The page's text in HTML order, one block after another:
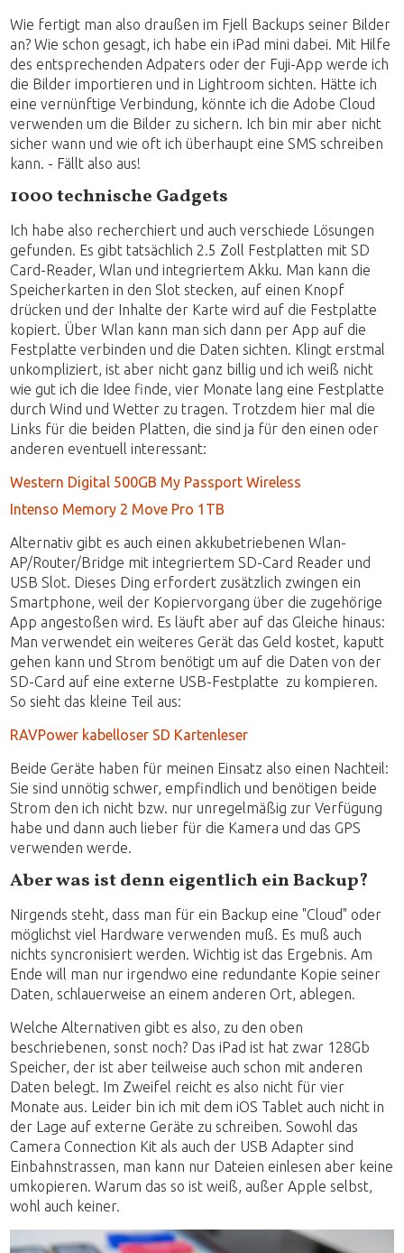
Wie fertigt man also draußen im Fjell Backups seiner Bilder
an? Wie schon gesagt, ich habe ein iPad mini dabei. Mit Hilfe
des entsprechenden Adpaters oder der Fuji-App werde ich
die Bilder importieren und in Lightroom sichten. Hätte ich
eine vernünftige Verbindung, könnte ich die Adobe Cloud
verwenden um die Bilder zu sichern. Ich bin mir aber nicht
sicher wann und wie oft ich überhaupt eine SMS schreiben
kann. - Fällt also aus!
1000 technische Gadgets
Ich habe also recherchiert und auch verschiede Lösungen
gefunden. Es gibt tatsächlich 2.5 Zoll Festplatten mit SD
Card-Reader, Wlan und integriertem Akku. Man kann die
Speicherkarten in den Slot stecken, auf einen Knopf
drücken und der Inhalte der Karte wird auf die Festplatte
kopiert. Über Wlan kann man sich dann per App auf die
Festplatte verbinden und die Daten sichten. Klingt erstmal
unkompliziert, ist aber nicht ganz billig und ich weiß nicht
wie gut ich die Idee finde, vier Monate lang eine Festplatte
durch Wind und Wetter zu tragen. Trotzdem hier mal die
Links für die beiden Platten, die sind ja für den einen oder
anderen eventuell interessant:
Western Digital 500GB My Passport Wireless
Intenso Memory 2 Move Pro 1TB
Alternativ gibt es auch einen akkubetriebenen Wlan-
AP/Router/Bridge mit integriertem SD-Card Reader und
USB Slot. Dieses Ding erfordert zusätzlich zwingen ein
Smartphone, weil der Kopiervorgang über die zugehörige
App angestoßen wird. Es läuft aber auf das Gleiche hinaus:
Man verwendet ein weiteres Gerät das Geld kostet, kaputt
gehen kann und Strom benötigt um auf die Daten von der
SD-Card auf eine externe USB-Festplatte zu kompieren.
So sieht das kleine Teil aus:
RAVPower kabelloser SD Kartenleser
Beide Geräte haben für meinen Einsatz also einen Nachteil:
Sie sind unnötig schwer, empfindlich und benötigen beide
Strom den ich nicht bzw. nur unregelmäßig zur Verfügung
habe und dann auch lieber für die Kamera und das GPS
verwenden werde.
Aber was ist denn eigentlich ein Backup?
Nirgends steht, dass man für ein Backup eine "Cloud" oder
möglichst viel Hardware verwenden muß. Es muß auch
nichts syncronisiert werden. Wichtig ist das Ergebnis. Am
Ende will man nur irgendwo eine redundante Kopie seiner
Daten, schlauerweise an einem anderen Ort, ablegen.
Welche Alternativen gibt es also, zu den oben
beschriebenen, sonst noch? Das iPad ist hat zwar 128Gb
Speicher, der ist aber teilweise auch schon mit anderen
Daten belegt. Im Zweifel reicht es also nicht für vier
Monate aus. Leider bin ich mit dem iOS Tablet auch nicht in
der Lage auf externe Geräte zu schreiben. Sowohl das
Camera Connection Kit als auch der USB Adapter sind
Einbahnstrassen, man kann nur Dateien einlesen aber keine
umkopieren. Warum das so ist weiß, außer Apple selbst,
wohl auch keiner.